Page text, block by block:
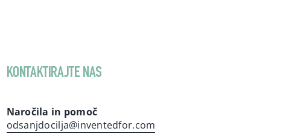
KONTAKTIRAJTE NAS
Naročila in pomoč
odsanjdocilja@inventedfor.com